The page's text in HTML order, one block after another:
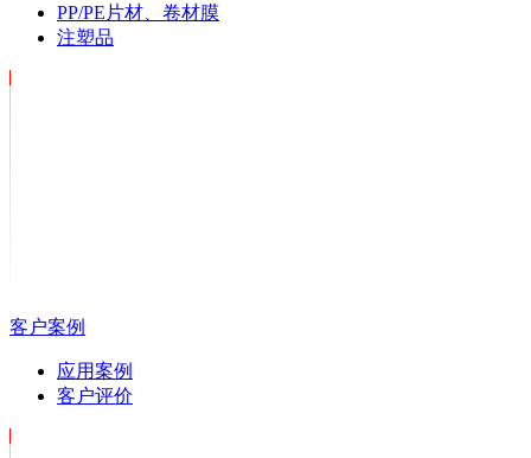
PP/PE片材、卷材膜
注塑品
客户案例
应用案例
客户评价